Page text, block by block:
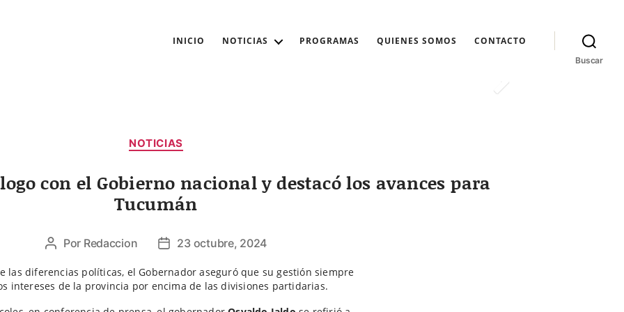
INICIO NOTICIAS PROGRAMAS QUIENES SOMOS CONTACTO
Buscar
NOTICIAS
con el Gobierno nacional y destacó los avances para
Tucumán
Autor
la
entrada
Por Redaccion
Fecha
la
entrada
23 octubre, 2024
las diferencias políticas, el Gobernador aseguró que su gestión siempre
intereses de la provincia por encima de las divisiones partidarias.